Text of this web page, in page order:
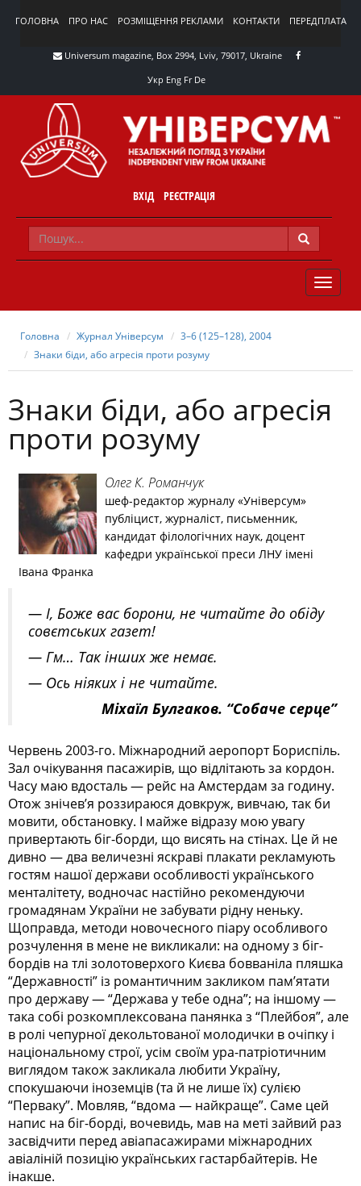
ГОЛОВНА ПРО НАС РОЗМІЩЕННЯ РЕКЛАМИ КОНТАКТИ ПЕРЕДПЛАТА
Universum magazine, Box 2994, Lviv, 79017, Ukraine
Укр Eng Fr De
ВХІД РЕЄСТРАЦІЯ
TOGGLE
Головна Журнал Універсум
3–6 (125–128), 2004
Знаки біди, або агресія проти розуму
Знаки біди, або агресія
проти розуму
Олег К. Романчук
шеф-редактор журналу «Універсум»
публіцист, журналіст, письменник,
кандидат філологічних наук, доцент
кафедри української преси ЛНУ імені
Івана Франка
— І, Боже вас борони, не читайте до обіду
совєтських газет!
— Гм… Так інших же немає.
— Ось ніяких і не читайте.
Міхаїл Булгаков. “Собаче серце”
Червень 2003-го. Міжнародний аеропорт Бориспіль.
Зал очікування пасажирів, що відлітають за кордон.
Часу маю вдосталь — рейс на Амстердам за годину.
Отож знічев’я роззираюся довкруж, вивчаю, так би
мовити, обстановку. І майже відразу мою увагу
привертають біг-борди, що висять на стінах. Це й не
дивно — два величезні яскраві плакати рекламують
гостям нашої держави особливості українського
менталітету, водночас настійно рекомендуючи
громадянам України не забувати рідну неньку.
Щоправда, методи новочесного піару особливого
розчулення в мене не викликали: на одному з біг-
бордів на тлі золотоверхого Києва бовваніла пляшка
“Державності” із романтичним закликом пам’ятати
про державу — “Держава у тебе одна”; на іншому —
така собі розкомплексована панянка з “Плейбоя”, але
в ролі чепурної декольтованої молодички в очіпку і
національному строї, усім своїм ура-патріотичним
виглядом також закликала любити Україну,
спокушаючи іноземців (та й не лише їх) сулією
“Перваку”. Мовляв, “вдома — найкраще”. Саме цей
напис на біг-борді, вочевидь, мав на меті зайвий раз
засвідчити перед авіапасажирами міжнародних
авіаліній позицію українських гастарбайтерів. Не
інакше.